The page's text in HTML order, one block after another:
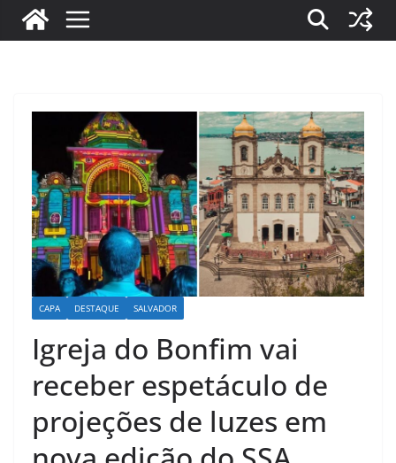
CAPA DESTAQUE SALVADOR
Igreja do Bonfim vai
receber espetáculo de
projeções de luzes em